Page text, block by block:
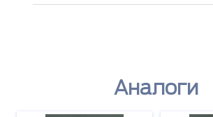
Аналоги